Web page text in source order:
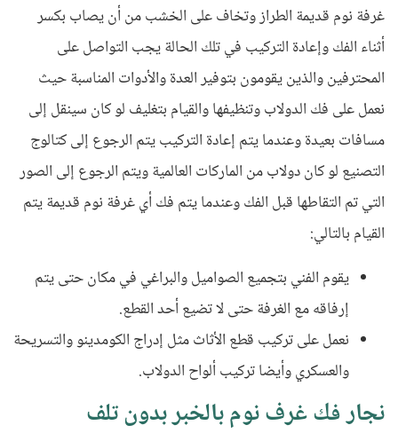
غرفة نوم قديمة الطراز وتخاف على الخشب من أن يصاب بكسر
أثناء الفك وإعادة التركيب في تلك الحالة يجب التواصل على
المحترفين والذين يقومون بتوفير العدة والأدوات المناسبة حيث
نعمل على فك الدولاب وتنظيفها والقيام بتغليف لو كان سينقل إلى
مسافات بعيدة وعندما يتم إعادة التركيب يتم الرجوع إلى كتالوج
التصنيع لو كان دولاب من الماركات العالمية ويتم الرجوع إلى الصور
التي تم التقاطها قبل الفك وعندما يتم فك أي غرفة نوم قديمة يتم
القيام بالتالي:
يقوم الفني بتجميع الصواميل والبراغي في مكان حتى يتم
إرفاقه مع الغرفة حتى لا تضيع أحد القطع.
نعمل على تركيب قطع الأثاث مثل إدراج الكومدينو والتسريحة
والعسكري وأيضا تركيب ألواح الدولاب.
نجار فك غرف نوم بالخبر بدون تلف